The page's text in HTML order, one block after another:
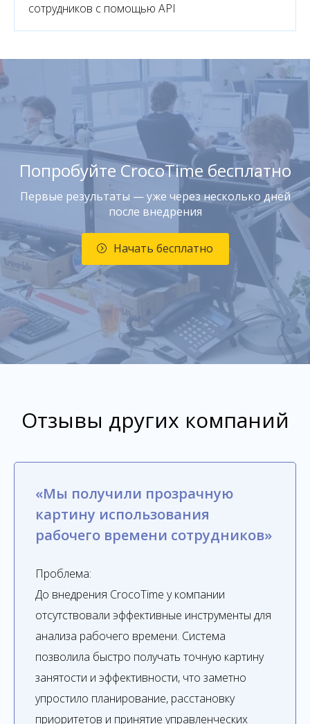
сотрудников с помощью API
Попробуйте CrocoTime бесплатно
Первые результаты — уже через несколько дней
после внедрения
Начать бесплатно
Отзывы других компаний
«Мы получили прозрачную
картину использования
рабочего времени сотрудников»
Проблема:
До внедрения CrocoTime у компании
отсутствовали эффективные инструменты для
анализа рабочего времени. Система
позволила быстро получать точную картину
занятости и эффективности, что заметно
упростило планирование, расстановку
приоритетов и принятие управленческих